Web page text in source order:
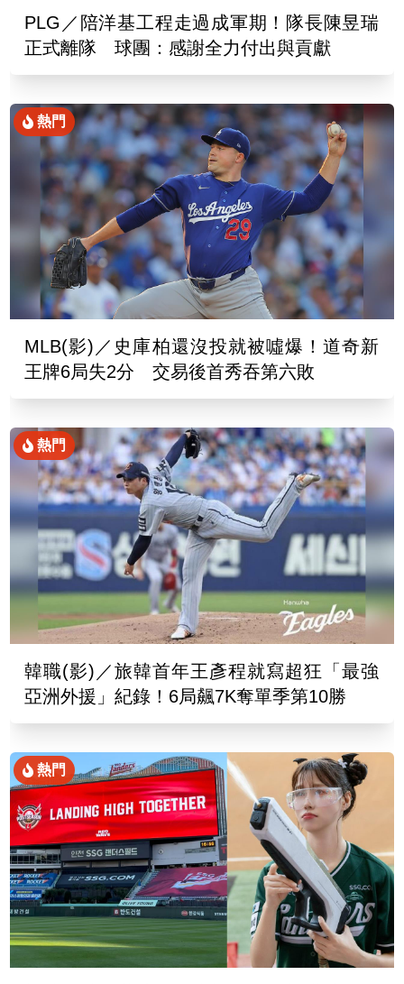
PLG／陪洋基工程走過成軍期！隊長陳昱瑞
正式離隊 球團：感謝全力付出與貢獻
熱門
MLB(影)／史庫柏還沒投就被噓爆！道奇新
王牌6局失2分 交易後首秀吞第六敗
熱門
韓職(影)／旅韓首年王彥程就寫超狂「最強
亞洲外援」紀錄！6局飆7K奪單季第10勝
熱門